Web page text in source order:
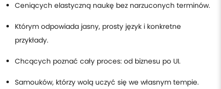
Ceniących elastyczną naukę bez narzuconych terminów.
Którym odpowiada jasny, prosty język i konkretne
przykłady.
Chcących poznać cały proces: od biznesu po UI.
Samouków, którzy wolą uczyć się we własnym tempie.